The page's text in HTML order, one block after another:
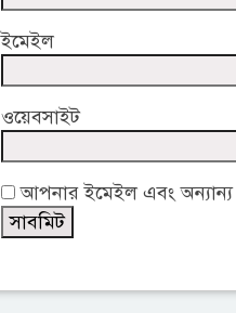
ইমেইল
ওয়েবসাইট
আপনার ইমেইল এবং